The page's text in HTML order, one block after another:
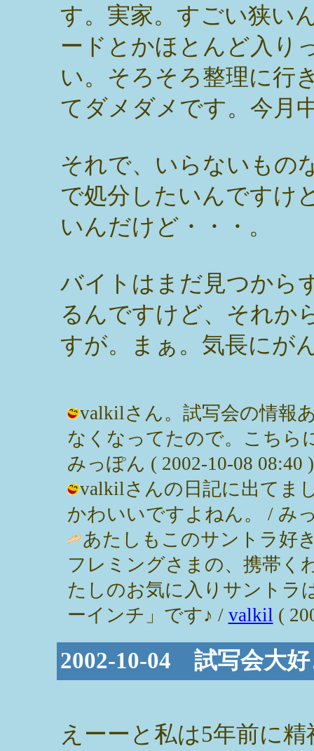
す。実家。すごい狭い
ードとかほとんど入り
い。そろそろ整理に行
てダメダメです。今月
それで、いらないもの
で処分したいんですけ
いんだけど・・・。
バイトはまだ見つから
るんですけど、それか
すが。まぁ。気長にが
valkilさん。試写会の情報
なくなってたので。こちら
みっぽん ( 2002-10-08 08:40 )
valkilさんの日記に出てま
かわいいですよねん。 / み
あたしもこのサントラ好
フレミングさまの、携帯
たしのお気に入りサントラ
ーインチ」です♪ / valkil (
2002-10-04 試写会大
えーーと私は5年前に